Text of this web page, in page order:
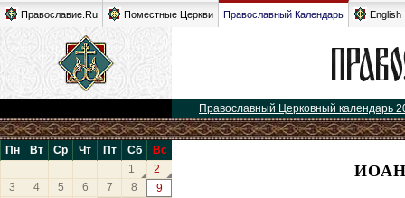
Православие.Ru Поместные Церкви Православный Календарь English
Православный Церковный календарь
Пн Вт Ср Чт Пт Сб
Вс
1
2
3
4 5 6 7 8
9